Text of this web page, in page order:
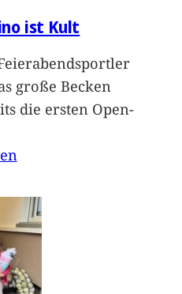
ist Kult
große Becken
die ersten Open-